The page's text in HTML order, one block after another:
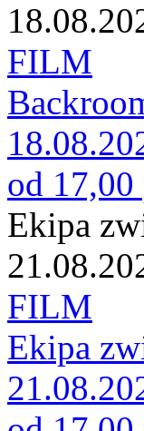
FILM
od 17,00
Ekipa
FILM
Ekipa